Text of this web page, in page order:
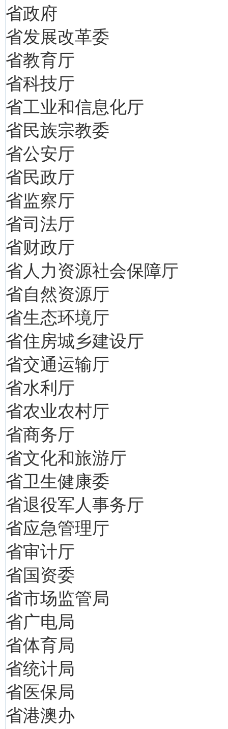
省政府
省发展改革委
省教育厅
省科技厅
省工业和信息化厅
省民族宗教委
省公安厅
省民政厅
省监察厅
省司法厅
省财政厅
省人力资源社会保障厅
省自然资源厅
省生态环境厅
省住房城乡建设厅
省交通运输厅
省水利厅
省农业农村厅
省商务厅
省文化和旅游厅
省卫生健康委
省退役军人事务厅
省应急管理厅
省审计厅
省国资委
省市场监管局
省广电局
省体育局
省统计局
省医保局
省港澳办